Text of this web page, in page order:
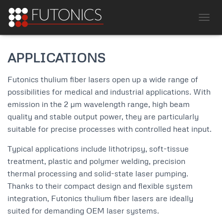
APPLICATIONS
Futonics thulium fiber lasers open up a wide range of
possibilities for medical and industrial applications. With
emission in the 2 µm wavelength range, high beam
quality and stable output power, they are particularly
suitable for precise processes with controlled heat input.
Typical applications include lithotripsy, soft-tissue
treatment, plastic and polymer welding, precision
thermal processing and solid-state laser pumping.
Thanks to their compact design and flexible system
integration, Futonics thulium fiber lasers are ideally
suited for demanding OEM laser systems.